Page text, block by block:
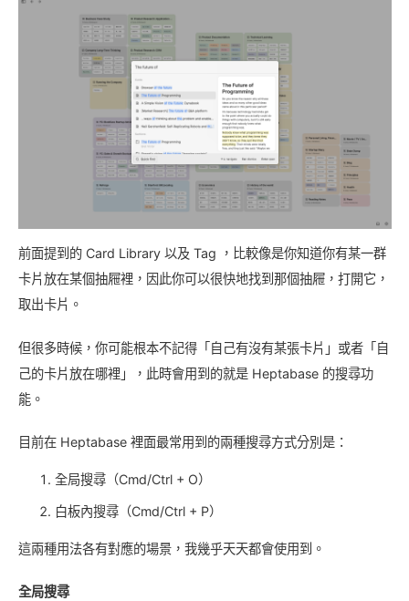
前面提到的 Card Library 以及 Tag ，比較像是你知道你有某一群
卡片放在某個抽屜裡，因此你可以很快地找到那個抽屜，打開它，
取出卡片。
但很多時候，你可能根本不記得「自己有沒有某張卡片」或者「自
己的卡片放在哪裡」，此時會用到的就是 Heptabase 的搜尋功
能。
目前在 Heptabase 裡面最常用到的兩種搜尋方式分別是：
全局搜尋（Cmd/Ctrl + O）
白板內搜尋（Cmd/Ctrl + P）
這兩種用法各有對應的場景，我幾乎天天都會使用到。
全局搜尋